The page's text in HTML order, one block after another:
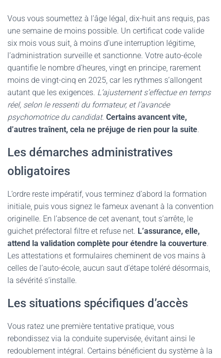
Vous vous soumettez à l’âge légal, dix-huit ans requis, pas
une semaine de moins possible. Un certificat code valide
six mois vous suit, à moins d’une interruption légitime,
l’administration surveille et sanctionne. Votre auto-école
quantifie le nombre d’heures, vingt en principe, rarement
moins de vingt-cinq en 2025, car les rythmes s’allongent
autant que les exigences. L’ajustement s’effectue en temps
réel, selon le ressenti du formateur, et l’avancée
psychomotrice du candidat. Certains avancent vite,
d’autres traînent, cela ne préjuge de rien pour la suite.
Les démarches administratives
obligatoires
L’ordre reste impératif, vous terminez d’abord la formation
initiale, puis vous signez le fameux avenant à la convention
originelle. En l’absence de cet avenant, tout s’arrête, le
guichet préfectoral filtre et refuse net. L’assurance, elle,
attend la validation complète pour étendre la couverture.
Les attestations et formulaires cheminent de vos mains à
celles de l’auto-école, aucun saut d’étape toléré désormais,
la sévérité s’installe.
Les situations spécifiques d’accès
Vous ratez une première tentative pratique, vous
rebondissez via la conduite supervisée, évitant ainsi le
redoublement intégral. Certains bénéficient du système à la